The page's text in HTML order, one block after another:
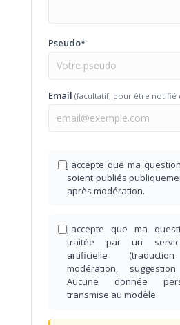
Pseudo*
Email (facultatif, pour être notifié
J'accepte que ma
soient publiés
après modération.
J'accepte que ma
traitée par un
artificielle
modération,
Aucune donnée
transmise au modèle.